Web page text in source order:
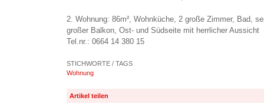
2. Wohnung: 86m², Wohnküche, 2 große Zimmer, Bad,
großer Balkon, Ost- und Südseite mit herrlicher Aussicht
Tel.nr.: 0664 14 380 15
STICHWORTE / TAGS
Wohnung
Artikel teilen